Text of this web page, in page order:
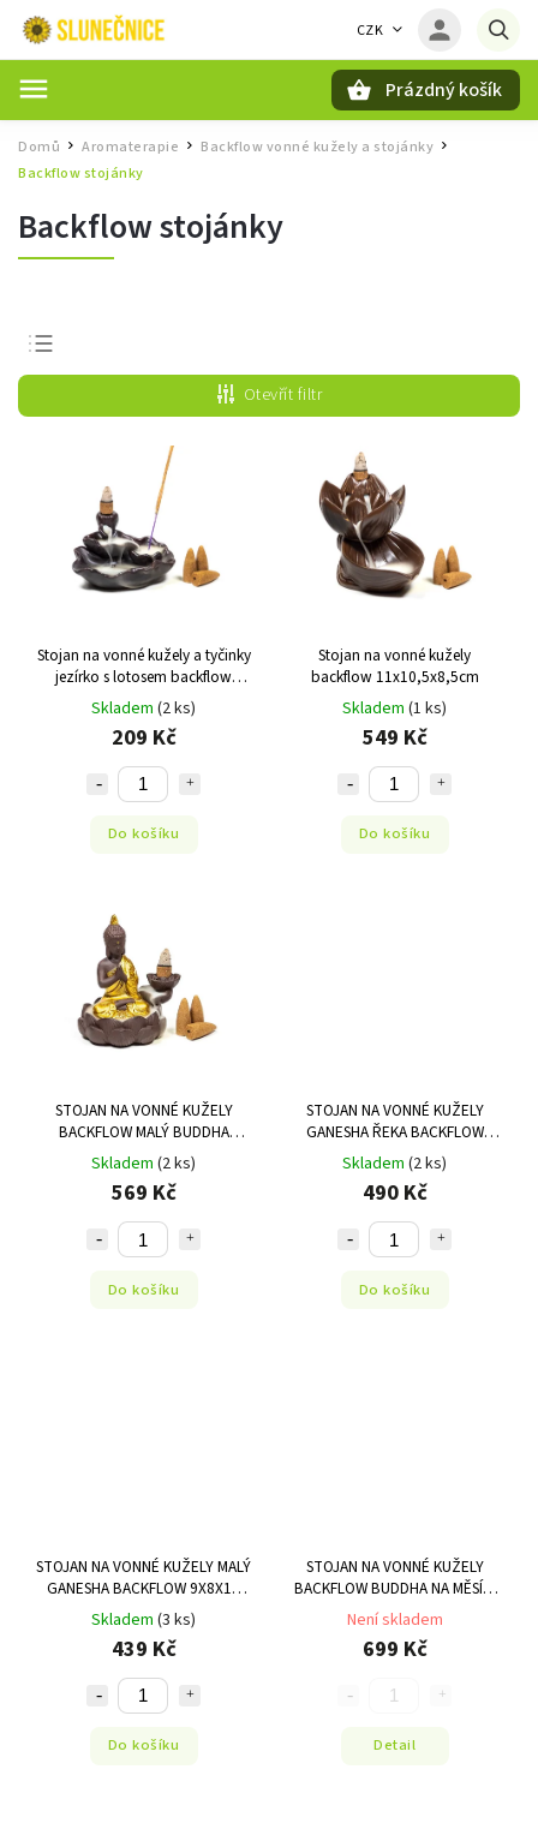
CZK
Prázdný košík
Domů / Aromaterapie / Backflow vonné kužely a stojánky /
Backflow stojánky
Backflow stojánky
Nejprodávanější
Nejlevnější
Abecedně
Otevřít filtr
Stojan na vonné kužely a tyčinky
jezírko s lotosem backflow
11x8x6 cm
Skladem (2 ks)
209 Kč
Do košíku
Stojan na vonné kužely
backflow 11x10,5x8,5cm
Skladem (1 ks)
549 Kč
Do košíku
STOJAN NA VONNÉ KUŽELY
BACKFLOW MALÝ BUDDHA
ZLATÝ 12X10X9 CM
Skladem (2 ks)
569 Kč
Do košíku
STOJAN NA VONNÉ KUŽELY
GANESHA ŘEKA BACKFLOW
9X6X10 CM MANIBHADRA
Skladem (2 ks)
490 Kč
Do košíku
STOJAN NA VONNÉ KUŽELY MALÝ
GANESHA BACKFLOW 9X8X12
CM MANIBHADRA
Skladem (3 ks)
439 Kč
Do košíku
STOJAN NA VONNÉ KUŽELY
BACKFLOW BUDDHA NA MĚSÍCI
16,5X13X6 CM MANI BHADRA
Není skladem
699 Kč
Detail